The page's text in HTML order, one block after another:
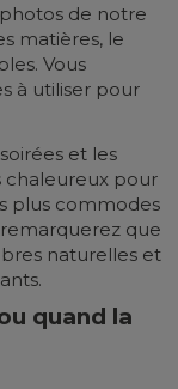
de notre
matières, le
Vous
à utiliser pour
et les
chaleureux pour
plus commodes
que
naturelles et
quand la